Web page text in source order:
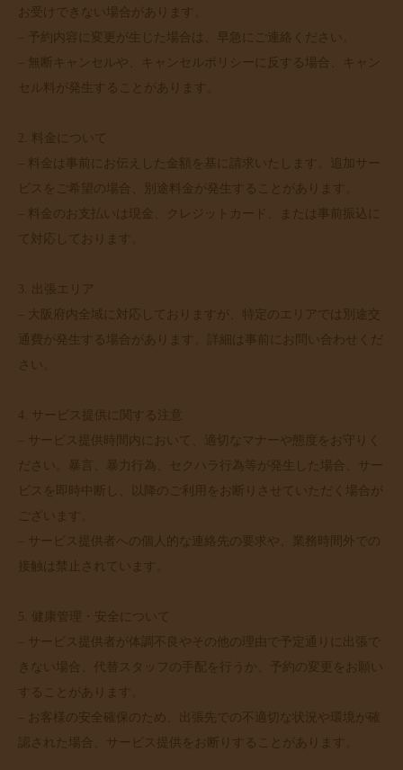
お受けできない場合があります。
– 予約内容に変更が生じた場合は、早急にご連絡ください。
– 無断キャンセルや、キャンセルポリシーに反する場合、キャン
セル料が発生することがあります。
2. 料金について
– 料金は事前にお伝えした金額を基に請求いたします。追加サー
ビスをご希望の場合、別途料金が発生することがあります。
– 料金のお支払いは現金、クレジットカード、または事前振込に
て対応しております。
3. 出張エリア
– 大阪府内全域に対応しておりますが、特定のエリアでは別途交
通費が発生する場合があります。詳細は事前にお問い合わせくだ
さい。
4. サービス提供に関する注意
– サービス提供時間内において、適切なマナーや態度をお守りく
ださい。暴言、暴力行為、セクハラ行為等が発生した場合、サー
ビスを即時中断し、以降のご利用をお断りさせていただく場合が
– サービス提供者への個人的な連絡先の要求や、業務時間外での
接触は禁止されています。
5. 健康管理・安全について
– サービス提供者が体調不良やその他の理由で予定通りに出張で
きない場合、代替スタッフの手配を行うか、予約の変更をお願い
することがあります。
– お客様の安全確保のため、出張先での不適切な状況や環境が確
認された場合、サービス提供をお断りすることがあります。